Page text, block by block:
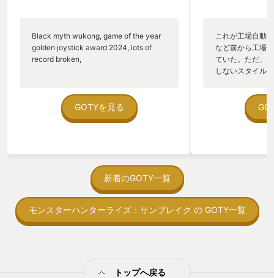
Black myth wukong, game of the year
golden joystick award 2024, lots of
record broken,
GOTYを見る
これが工場自動
など前から工場
ていた。ただ、
しないスタイル
ていた。 ただ
在を知ってから
う。気になる。
トコンベアの配
ん！このゲーム
向けか？という
新着のGOTY一覧
モンスターハンターライズ：サンブレイク の GOTY一覧
トップへ戻る